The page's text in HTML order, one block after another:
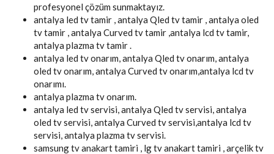
profesyonel çözüm sunmaktayız.
antalya led tv tamir , antalya Qled tv tamir , antalya oled
tv tamir , antalya Curved tv tamir ,antalya lcd tv tamir,
antalya plazma tv tamir .
antalya led tv onarım, antalya Qled tv onarım, antalya
oled tv onarım, antalya Curved tv onarım,antalya lcd tv
onarımı.
antalya plazma tv onarım.
antalya led tv servisi, antalya Qled tv servisi, antalya
oled tv servisi, antalya Curved tv servisi,antalya lcd tv
servisi, antalya plazma tv servisi.
samsung tv anakart tamiri , lg tv anakart tamiri , arçelik tv